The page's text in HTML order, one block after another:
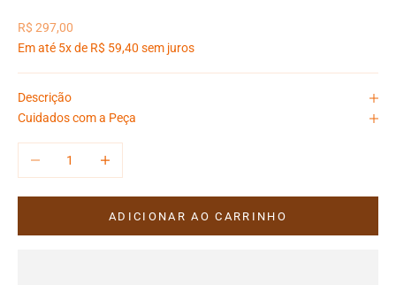
Preço promocional
R$ 297,00
Em até 5x de R$ 59,40 sem juros
Descrição
Cuidados com a Peça
ADICIONAR AO CARRINHO